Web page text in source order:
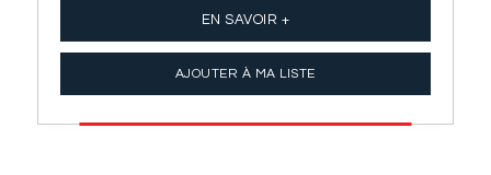
EN SAVOIR +
AJOUTER À MA LISTE